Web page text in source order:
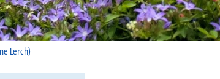
Lerch)